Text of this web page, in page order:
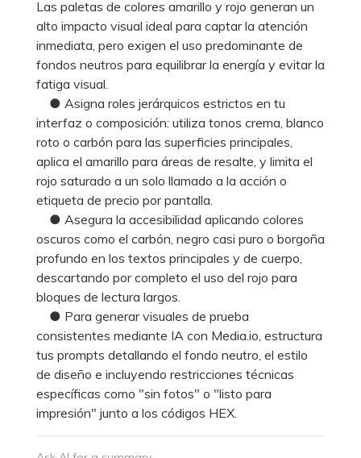
Las paletas de colores amarillo y rojo generan un
alto impacto visual ideal para captar la atención
inmediata, pero exigen el uso predominante de
fondos neutros para equilibrar la energía y evitar la
fatiga visual.
● Asigna roles jerárquicos estrictos en tu
interfaz o composición: utiliza tonos crema, blanco
roto o carbón para las superficies principales,
aplica el amarillo para áreas de resalte, y limita el
rojo saturado a un solo llamado a la acción o
etiqueta de precio por pantalla.
● Asegura la accesibilidad aplicando colores
oscuros como el carbón, negro casi puro o borgoña
profundo en los textos principales y de cuerpo,
descartando por completo el uso del rojo para
bloques de lectura largos.
● Para generar visuales de prueba
consistentes mediante IA con Media.io, estructura
tus prompts detallando el fondo neutro, el estilo
de diseño e incluyendo restricciones técnicas
específicas como "sin fotos" o "listo para
impresión" junto a los códigos HEX.